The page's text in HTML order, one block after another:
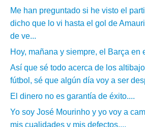
Me han preguntado si he visto el
dicho que lo vi hasta el gol de
de ve...
Hoy, mañana y siempre, el Barça en
Así que sé todo acerca de los
fútbol, sé que algún día voy a ser
El dinero no es garantía de éxito....
Yo soy José Mourinho y yo voy a
mis cualidades y mis defectos....